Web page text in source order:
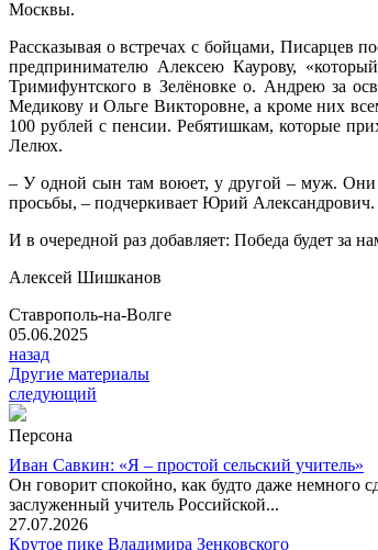
Москвы.
Рассказывая о встречах с бойцами, Писарцев
предпринимателю Алексею Каурову,
Тримифунтского в Зелёновке о. Андрею за
Медикову и Ольге Викторовне, а кроме них
100 рублей с пенсии. Ребятишкам, которые
Лелюх.
– У одной сын там воюет, у другой – муж. Они
просьбы, – подчеркивает Юрий Александрович.
И в очередной раз добавляет: Победа будет за
Алексей Шишканов
Ставрополь-на-Волге
05.06.2025
назад
Другие материалы
следующий
Персона
Иван Савкин: «Я – простой сельский учитель»
Он говорит спокойно, как будто даже немного
заслуженный учитель Российской...
27.07.2026
Крутое пике Владимира Зенковского